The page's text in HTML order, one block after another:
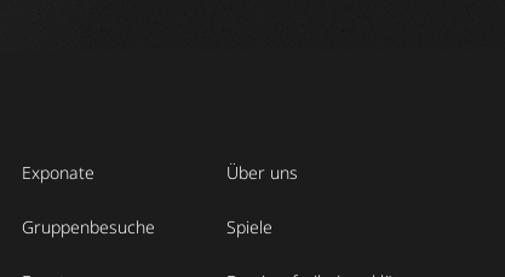
Exponate
Gruppenbesuche
Über uns
Spiele